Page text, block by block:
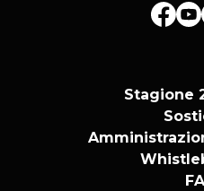
Stagione